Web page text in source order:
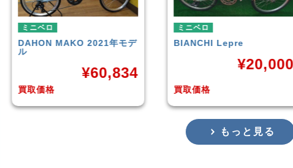
ミニベロ
BIANCHILepre
買取価格
¥20,000
ミニベロ
ternSURGE 2021年モデル
買取価格
¥
もっと見る